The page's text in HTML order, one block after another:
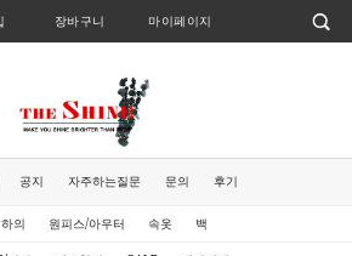
장바구니 마이페이지
공지 자주하는질문 문의 후기
하의 원피스/아우터 속옷 백